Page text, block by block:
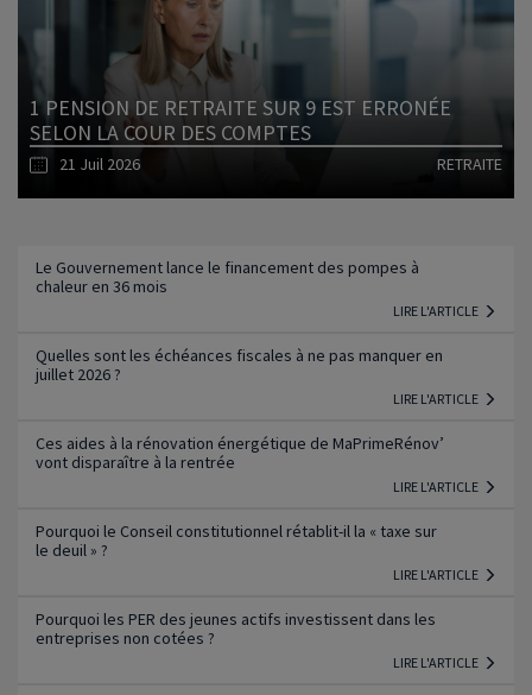
1 PENSION DE RETRAITE SUR 9 EST ERRONÉE
SELON LA COUR DES COMPTES
21 Juil 2026 RETRAITE
Le Gouvernement lance le financement des pompes à
chaleur en 36 mois
LIRE L'ARTICLE
Quelles sont les échéances fiscales à ne pas manquer en
juillet 2026 ?
LIRE L'ARTICLE
Ces aides à la rénovation énergétique de MaPrimeRénov’
vont disparaître à la rentrée
LIRE L'ARTICLE
Pourquoi le Conseil constitutionnel rétablit-il la « taxe sur
le deuil » ?
LIRE L'ARTICLE
Pourquoi les PER des jeunes actifs investissent dans les
entreprises non cotées ?
LIRE L'ARTICLE